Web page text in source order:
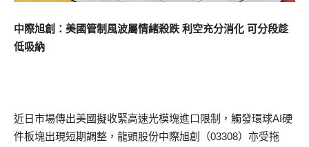
中際旭創：美國管制風波屬情緒殺跌 利空充分消化 可分段趁
低吸納
近日市場傳出美國擬收緊高速光模塊進口限制，觸發環球AI硬
件板塊出現短期調整，龍頭股份中際旭創（03308）亦受拖